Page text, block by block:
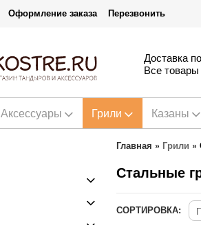
Оформление заказа Перезвонить
Доставка
Все
Аксессуары Грили Казаны
Главная » Грили »
Стальные
СОРТИРОВКА: